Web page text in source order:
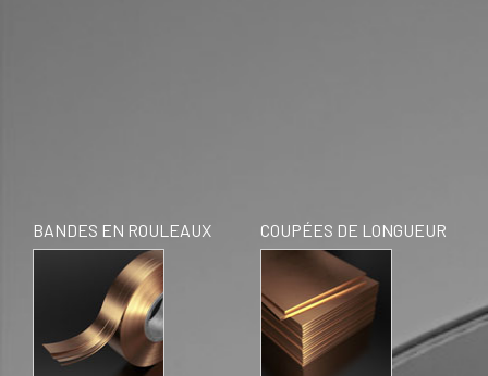
BANDES EN ROULEAUX COUPÉES DE LONGUEUR